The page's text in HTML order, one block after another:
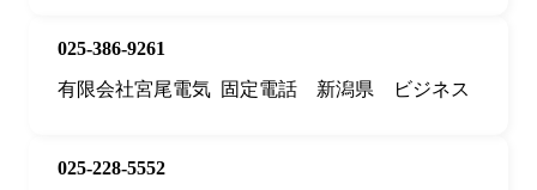
025-386-9261
有限会社宮尾電気 固定電話 新潟県 ビジネス
025-228-5552